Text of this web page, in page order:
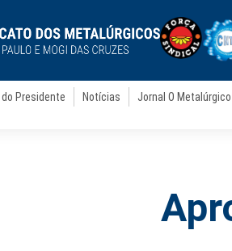
do Presidente Notícias Jornal O Metalúrgico